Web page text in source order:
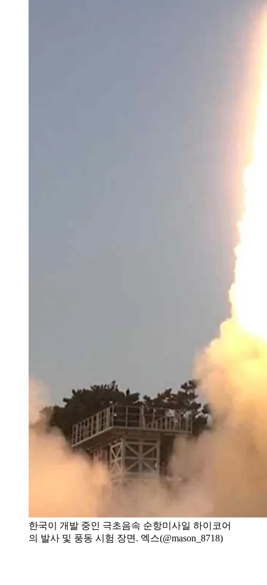
한국이 개발 중인 극초음속 순항미사일 하이코어
의 발사 및 풍동 시험 장면. 엑스(@mason_8718)